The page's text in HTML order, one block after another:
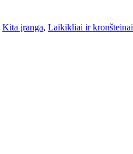
Kita įranga, Laikikliai ir kronšteinai